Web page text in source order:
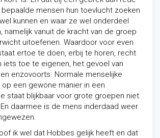
mensen hun toevlucht zoeken
kunnen en waar ze wel onderdeel
namelijk vanuit de kracht van de groep
uitoefenen. Waardoor voor even
ertoe te doen, erbij te horen, recht
iets toe te eigenen, het gevoel van
enzovoorts. Normale menselijke
een gewone manier in een
staat blijkbaar voor grote groepen niet
daarmee is de mens inderdaad weer
ik wel dat Hobbes gelijk heeft en dat